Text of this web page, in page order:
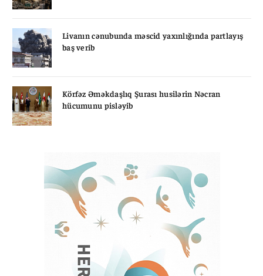
Livanın cənubunda məscid yaxınlığında partlayış
baş verib
Körfəz Əməkdaşlıq Şurası husilərin Nəcran
hücumunu pisləyib